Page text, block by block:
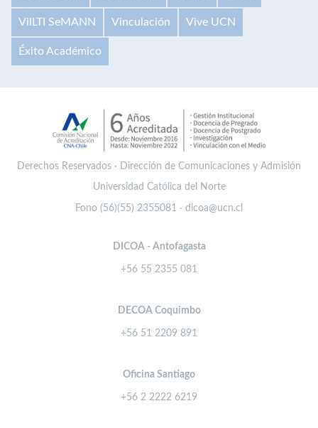
VilLTI SeMANN Vinculación Vive UCN
Éxito Académico
Derechos Reservados · Dirección de Comunicaciones y Admisión
Universidad Católica del Norte
Fono (56)(55) 2355081 · dicoa@ucn.cl
DICOA - Antofagasta
+56 55 2355 081
DECOA Coquimbo
+56 51 2209 891
Oficina Santiago
+56 2 2222 6219